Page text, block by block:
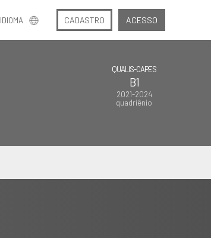
IDIOMA CADASTRO ACESSO
QUALIS-CAPES
B1
2021-2024
quadriênio